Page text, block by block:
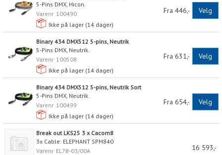
5-Pins DMX, Hicon.
Varenr 100490
Ikke på lager (14 dager)
Fra 446,- Velg
Binary 434 DMX512 5-pins, Neutrik
5-Pins DMX, Neutrik.
Varenr 100508
Ikke på lager (14 dager)
Fra 631,- Velg
Binary 434 DMX512 5-pins, Neutrik Sort
5-Pins DMX, Neutrik.
Varenr 100499
Ikke på lager (14 dager)
Fra 654,- Velg
Break out LKS25 3 x Cacom8
3x Cable: ELEPHANT SPM840
Varenr EL7B-03/00A
16 593,-